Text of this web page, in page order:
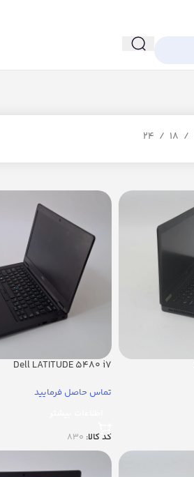
18
24
Dell LATITUDE 5480 i7
تماس حاصل فرمایید
کد کالا: 830